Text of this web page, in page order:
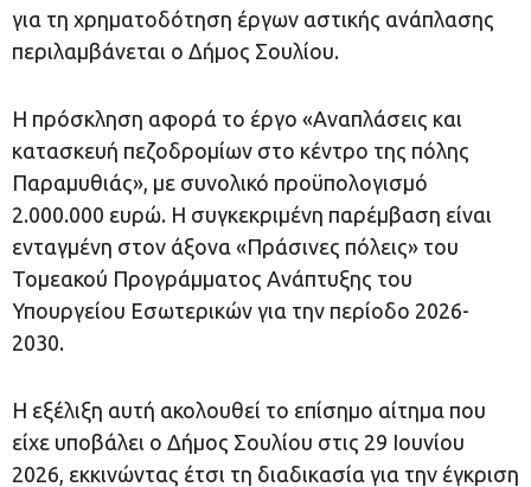
για τη χρηματοδότηση έργων αστικής ανάπλασης
περιλαμβάνεται ο Δήμος Σουλίου.
Η πρόσκληση αφορά το έργο «Αναπλάσεις και
κατασκευή πεζοδρομίων στο κέντρο της πόλης
Παραμυθιάς», με συνολικό προϋπολογισμό
2.000.000 ευρώ. Η συγκεκριμένη παρέμβαση είναι
ενταγμένη στον άξονα «Πράσινες πόλεις» του
Τομεακού Προγράμματος Ανάπτυξης του
Υπουργείου Εσωτερικών για την περίοδο 2026-
2030.
Η εξέλιξη αυτή ακολουθεί το επίσημο αίτημα που
είχε υποβάλει ο Δήμος Σουλίου στις 29 Ιουνίου
2026, εκκινώντας έτσι τη διαδικασία για την έγκριση